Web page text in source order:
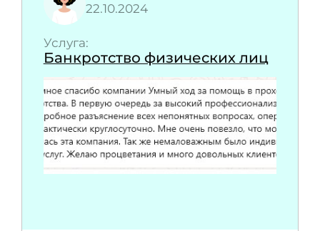
22.10.2024
Услуга:
Банкротство физических лиц